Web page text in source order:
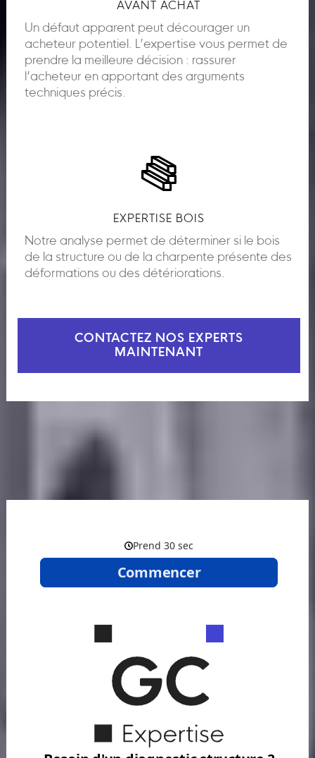
AVANT ACHAT
Un défaut apparent peut décourager un
acheteur potentiel. L’expertise vous permet de
prendre la meilleure décision : rassurer
l’acheteur en apportant des arguments
techniques précis.
EXPERTISE BOIS
Notre analyse permet de déterminer si le bois
de la structure ou de la charpente présente des
déformations ou des détériorations.
CONTACTEZ NOS EXPERTS
MAINTENANT